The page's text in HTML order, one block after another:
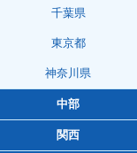
千葉県
東京都
神奈川県
中部
関西